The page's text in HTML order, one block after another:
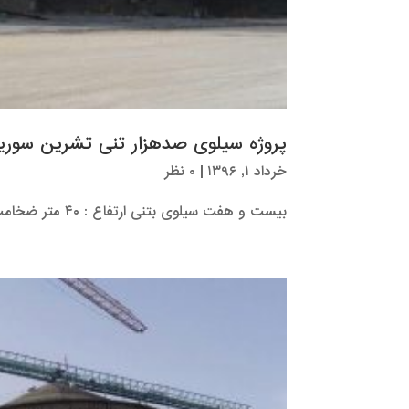
پروژه سیلوی صدهزار تنی تشرین
خرداد ۱, ۱۳۹۶ | ۰ نظر
بیست و هفت سیلوی بتنی ارتفاع : ۴۰ متر ضخامت : ۴۰ سانتیمتر قطر: ۲۶ متر مدت اجرا : ۱ سال